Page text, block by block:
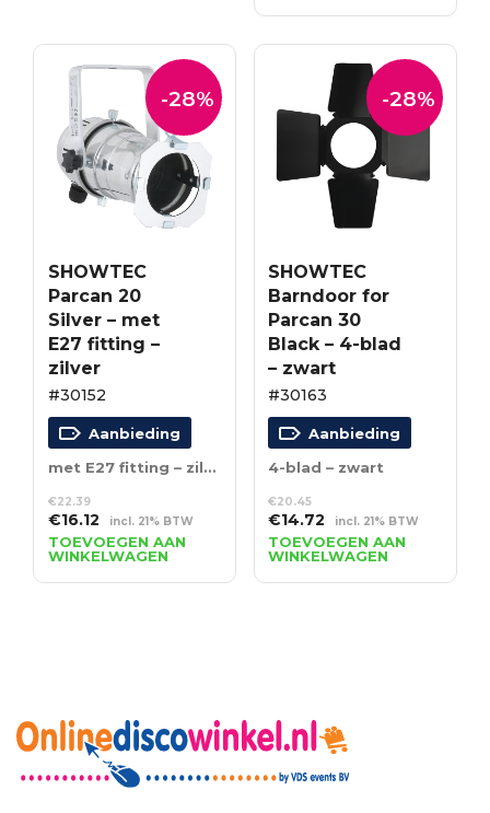
€21.18.€15.25.
-28%
SHOWTEC
Parcan 20
Silver – met
E27 fitting –
zilver
#30152
Aanbieding
met E27 fitting – zilver
€22.39
Oorspronkelijke
prijs
was:
€22.39.
€16.12Huidige
prijs
is:
€16.12.
incl. 21% BTW
TOEVOEGEN AAN
WINKELWAGEN
-28%
SHOWTEC
Barndoor for
Parcan 30
Black – 4-blad
– zwart
#30163
Aanbieding
4-blad – zwart
€20.45
Oorspronkelijke
prijs
was:
€20.45.
€14.72 Huidige
prijs
is:
€14.72.
incl. 21% BTW
TOEVOEGEN AAN
WINKELWAGEN